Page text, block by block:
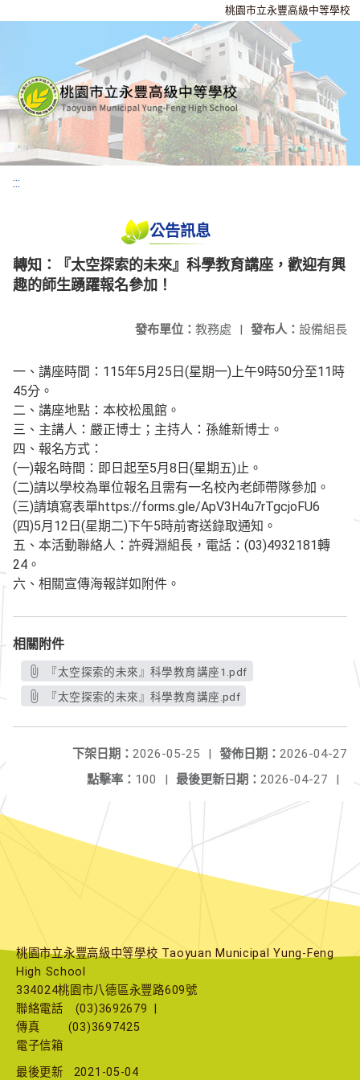
桃園市立永豐高級中等學校
:::
公告訊息
轉知：『太空探索的未來』科學教育講座，歡迎有興
趣的師生踴躍報名參加！
發布人： 設備組長
發布單位： 教務處 |
一、講座時間：115年5月25日(星期一)上午9時50分至11時
45分。
二、講座地點：本校松風館。
三、主講人：嚴正博士；主持人：孫維新博士。
四、報名方式：
(一)報名時間：即日起至5月8日(星期五)止。
(二)請以學校為單位報名且需有一名校內老師帶隊參加。
(三)請填寫表單https://forms.gle/ApV3H4u7rTgcjoFU6
(四)5月12日(星期二)下午5時前寄送錄取通知。
五、本活動聯絡人：許舜淵組長，電話：(03)4932181轉
24。
六、相關宣傳海報詳如附件。
相關附件
『太空探索的未來』科學教育講座1.pdf
『太空探索的未來』科學教育講座.pdf
發佈日期： 2026-04-27
下架日期： 2026-05-25
|
最後更新日期： 2026-04-27 |
點擊率： 100 |
桃園市立永豐高級中等學校 Taoyuan Municipal Yung-Feng
High School
334024桃園市八德區永豐路609號
聯絡電話
(03)3692679
傳真
(03)3697425
電子信箱
最後更新
2021-05-04